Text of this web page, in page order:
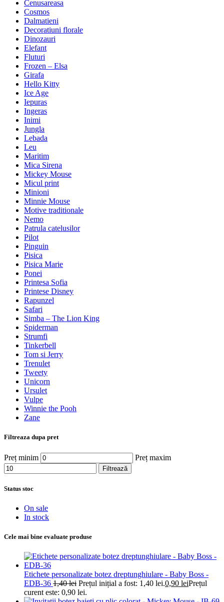
Cenusareasa
Cosmos
Dalmatieni
Decoratiuni florale
Dinozauri
Elefant
Fluturi
Frozen – Elsa
Girafa
Hello Kitty
Ice Age
Iepuras
Ingeras
Inimi
Jungla
Lebada
Leu
Maritim
Mica Sirena
Mickey Mouse
Micul print
Minioni
Minnie Mouse
Motive traditionale
Nemo
Patrula catelusilor
Pilot
Pinguin
Pisica
Pisica Marie
Ponei
Printesa Sofia
Printese Disney
Rapunzel
Safari
Simba – The Lion King
Spiderman
Strumfi
Tinkerbell
Tom si Jerry
Trenulet
Tweety
Unicorn
Ursulet
Vulpe
Winnie the Pooh
Zane
Filtreaza dupa pret
Preț minim Preț maxim
Filtrează
Status stoc
On sale
In stock
Cele mai bine evaluate produse
Etichete personalizate botez dreptunghiulare - Baby Boss -
EDB-36 1,40lei Prețul inițial a fost: 1,40 lei.0,90 leiPrețul
curent este: 0,90 lei.